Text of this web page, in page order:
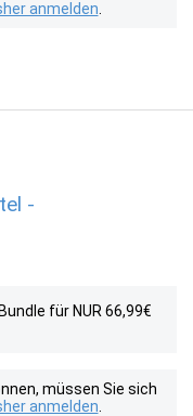
anmelden
-
für NUR 66,99€
müssen Sie sich
anmelden